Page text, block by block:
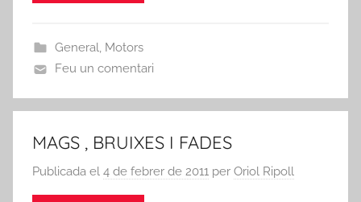
General, Motors
Feu un comentari
MAGS , BRUIXES I FADES
Publicada el 4 de febrer de 2011 per Oriol Ripoll